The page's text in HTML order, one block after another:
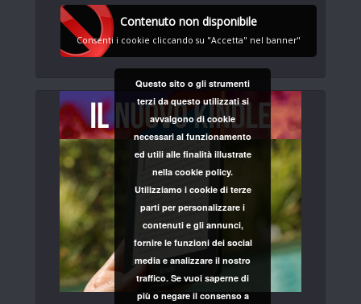
Contenuto non disponibile
Consenti i cookie cliccando su "Accetta" nel banner"
Questo sito o gli strumenti
terzi da questo utilizzati si
avvalgono di cookie
necessari al funzionamento
ed utili alle finalità illustrate
nella cookie policy.
Utilizziamo i cookie di terze
parti per personalizzare i
contenuti e gli annunci,
fornire le funzioni dei social
media e analizzare il nostro
traffico. Se vuoi saperne di
più o negare il consenso a